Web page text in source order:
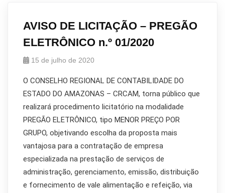
AVISO DE LICITAÇÃO – PREGÃO
ELETRÔNICO n.º 01/2020
15 de julho de 2020
O CONSELHO REGIONAL DE CONTABILIDADE DO
ESTADO DO AMAZONAS – CRCAM, torna público que
realizará procedimento licitatório na modalidade
PREGÃO ELETRÔNICO, tipo MENOR PREÇO POR
GRUPO, objetivando escolha da proposta mais
vantajosa para a contratação de empresa
especializada na prestação de serviços de
administração, gerenciamento, emissão, distribuição
e fornecimento de vale alimentação e refeição, via